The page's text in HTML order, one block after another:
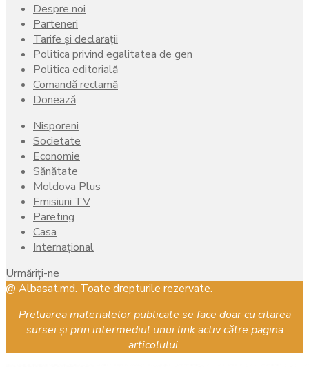
Despre noi
Parteneri
Tarife și declarații
Politica privind egalitatea de gen
Politica editorială
Comandă reclamă
Donează
Nisporeni
Societate
Economie
Sănătate
Moldova Plus
Emisiuni TV
Pareting
Casa
Internațional
Urmăriți-ne
Facebook
Instagram
Youtube
@ Albasat.md. Toate drepturile rezervate.
Preluarea materialelor publicate se face doar cu citarea
sursei și prin intermediul unui link activ către pagina
articolului.